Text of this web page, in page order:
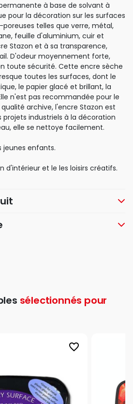
à base de solvant à
pour la décoration sur les surfaces
telles que verre, métal,
feuille d'aluminium, cuir et
Stazon et à sa transparence,
D'odeur moyennement forte,
toute sécurité. Cette encre sèche
toutes les surfaces, dont le
le papier glacé et brillant, la
n'est pas recommandée pour le
archive, l'encre Stazon est
projets industriels à la décoration
elle se nettoye facilement.
jeunes enfants.
d'intérieur et le les loisirs créatifs.
sélectionnés pour
favorite_border